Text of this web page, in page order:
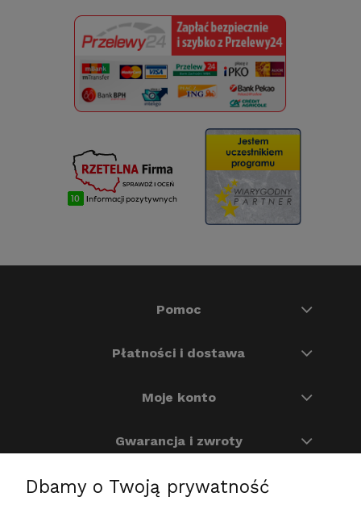
Pomoc
Płatności i dostawa
Moje konto
Gwarancja i zwroty
O nas
Dbamy o Twoją prywatność